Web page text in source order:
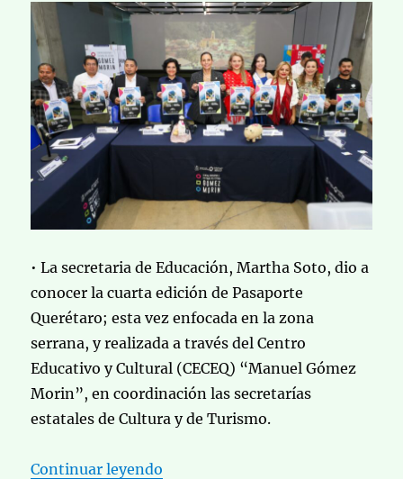
• La secretaria de Educación, Martha Soto, dio a
conocer la cuarta edición de Pasaporte
Querétaro; esta vez enfocada en la zona
serrana, y realizada a través del Centro
Educativo y Cultural (CECEQ) “Manuel Gómez
Morin”, en coordinación las secretarías
estatales de Cultura y de Turismo.
Continuar leyendo